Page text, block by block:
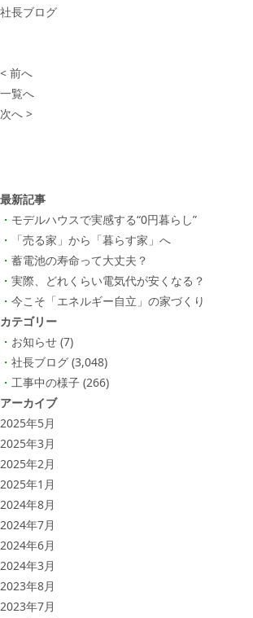
社長ブログ
< 前へ
一覧へ
次へ >
最新記事
モデルハウスで実感する“0円暮らし”
「売る家」から「暮らす家」へ
蓄電池の寿命って大丈夫？
実際、どれくらい電気代が安くなる？
今こそ「エネルギー自立」の家づくり
カテゴリー
お知らせ (7)
社長ブログ (3,048)
工事中の様子 (266)
アーカイブ
2025年5月
2025年3月
2025年2月
2025年1月
2024年8月
2024年7月
2024年6月
2024年3月
2023年8月
2023年7月